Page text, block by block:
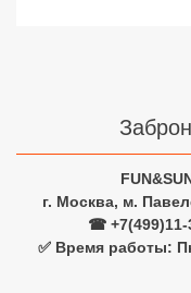
г. Москва, м.
☎ +7(499)11-
✅ Время работы:
Сетевые отели ОАЭ
Сетевые отели
Сетевые отели Шри